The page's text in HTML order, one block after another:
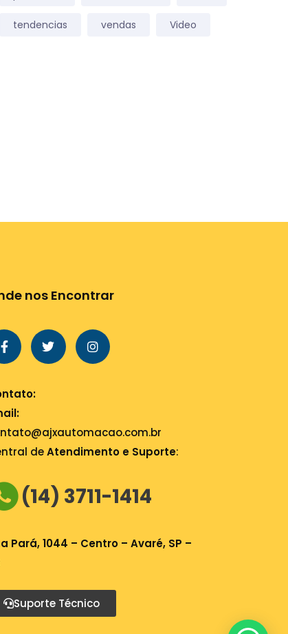
tendencias vendas Video
nos Encontrar
deAtendimento e Suporte:
(14) 3711-1414
Pará, 1044 – Centro – Avaré, SP –
Suporte Técnico